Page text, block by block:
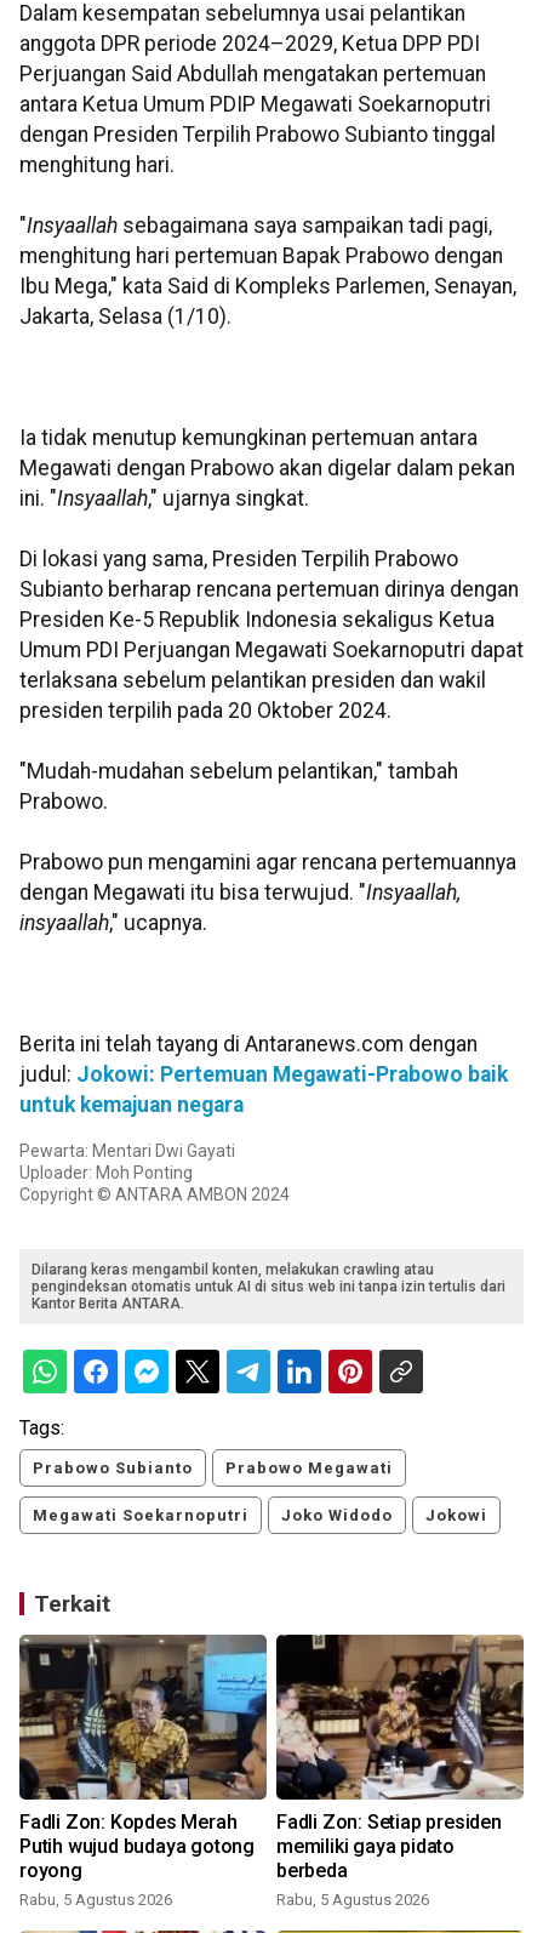
Dalam kesempatan sebelumnya usai pelantikan
anggota DPR periode 2024–2029, Ketua DPP PDI
Perjuangan Said Abdullah mengatakan pertemuan
antara Ketua Umum PDIP Megawati Soekarnoputri
dengan Presiden Terpilih Prabowo Subianto tinggal
menghitung hari.
"Insyaallah sebagaimana saya sampaikan tadi pagi,
menghitung hari pertemuan Bapak Prabowo dengan
Ibu Mega," kata Said di Kompleks Parlemen, Senayan,
Jakarta, Selasa (1/10).
Ia tidak menutup kemungkinan pertemuan antara
Megawati dengan Prabowo akan digelar dalam pekan
ini. "Insyaallah," ujarnya singkat.
Di lokasi yang sama, Presiden Terpilih Prabowo
Subianto berharap rencana pertemuan dirinya dengan
Presiden Ke-5 Republik Indonesia sekaligus Ketua
Umum PDI Perjuangan Megawati Soekarnoputri dapat
terlaksana sebelum pelantikan presiden dan wakil
presiden terpilih pada 20 Oktober 2024.
"Mudah-mudahan sebelum pelantikan," tambah
Prabowo.
Prabowo pun mengamini agar rencana pertemuannya
dengan Megawati itu bisa terwujud. "Insyaallah,
insyaallah," ucapnya.
Berita ini telah tayang di Antaranews.com dengan
judul: Jokowi: Pertemuan Megawati-Prabowo baik
untuk kemajuan negara
Pewarta: Mentari Dwi Gayati
Uploader: Moh Ponting
Copyright © ANTARA AMBON 2024
Dilarang keras mengambil konten, melakukan crawling atau
pengindeksan otomatis untuk AI di situs web ini tanpa izin tertulis dari
Kantor Berita ANTARA.
Tags:
Prabowo Subianto Prabowo Megawati
Megawati Soekarnoputri Joko Widodo Jokowi
Terkait
Fadli Zon: Kopdes Merah
Putih wujud budaya gotong
royong
Rabu, 5 Agustus 2026
Fadli Zon: Setiap presiden
memiliki gaya pidato
berbeda
Rabu, 5 Agustus 2026